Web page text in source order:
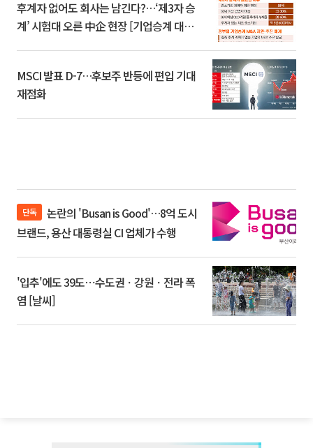
후계자 없어도 회사는 남긴다?…‘제3자 승
계’ 시험대 오른 中企 현장 [기업승계 대전
MSCI 발표 D-7…후보주 반등에 편입 기대
재점화
단독
브랜드, 용산 대통령실 CI 업체가 수행
'입추'에도 39도⋯수도권ㆍ강원ㆍ전라 폭
염 [날씨]